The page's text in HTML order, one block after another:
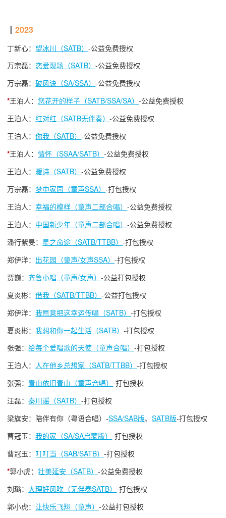
┃2023
丁新心：望冰川（SATB）-公益免费授权
万宗磊： 恋爱现场（SATB）-公益免费授权
万宗磊：破风诀（SA/SSA）-公益免费授权
*王泊人：您花开的样子（SATB/SSA/SA）-公益免费授权
王泊人：红对红（SATB无伴奏）-公益免费授权
王泊人：你我（SATB）-公益免费授权
*王泊人：情怀（SSAA/SATB）-公益免费授权
王泊人： 暖诗（SATB）-公益免费授权
万宗磊：梦中家园（童声SSA）-打包授权
王泊人：幸福的模样（童声二部合唱）-公益免费授权
王泊人： 中国新少年（童声二部合唱）-公益免费授权
潘行紫旻： 星之命途（SATB/TTBB）-打包授权
郑伊洋： 出花园（童声/女声SSA）-打包授权
贾巍：齐鲁小唱（童声/女声）-公益打包授权
夏炎彬：借我（SATB/TTBB）-公益打包授权
郑伊洋：我愿意把这幸运传唱（SATB）-打包授权
夏炎彬：我想和你一起生活（SATB）-打包授权
张强：给每个爱唱歌的天使（童声合唱）-打包授权
王泊人： 人在他乡总想家（SATB/TTBB）-打包授权
张强：青山依旧青山（童声合唱）-打包授权
汪磊：秦川谣（SATB）-打包授权
梁旗安：陪伴有你（粤语合唱）-SSA/SAB版、SATB版-打包授权
曹冠玉：我的家（SA/SA启蒙版）-打包授权
曹冠玉： 叮叮当（SAB/SATB）-打包授权
*郭小虎：壮美延安（SATB）-公益免费授权
刘璐：大理好风吹（无伴奏SATB）-打包授权
郭小虎：让快乐飞翔（童声）-公益打包授权